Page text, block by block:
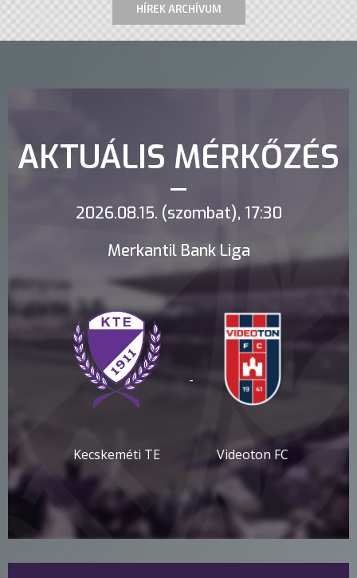
HÍREK ARCHÍVUM
AKTUÁLIS MÉRKŐZÉS
2026.08.15. (szombat), 17:30
Merkantil Bank Liga
Kecskeméti TE
-
Videoton FC